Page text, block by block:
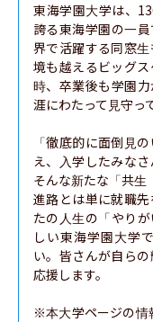
東海学園大学は、
誇る東海学園の一
界で活躍する同窓
境も越えるビッグ
時、卒業後も学園
涯にわたって見守っ
「徹底的に面倒見
え、入学したみな
そんな新たな「共生
進路とは単に就職
たの人生の「やり
しい東海学園大学
い。皆さんが自ら
応援します。
※本大学ページの情